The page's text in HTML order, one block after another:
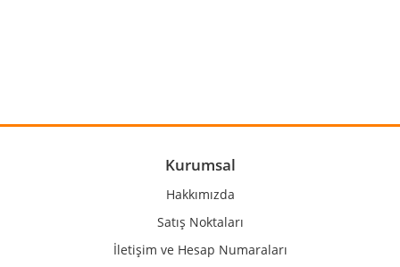
Ürün açıklamasında eksik bilgiler bulunuyor.
Ürün bilgilerinde hatalar bulunuyor.
Kurumsal
Hakkımızda
Satış Noktaları
İletişim ve Hesap Numaraları